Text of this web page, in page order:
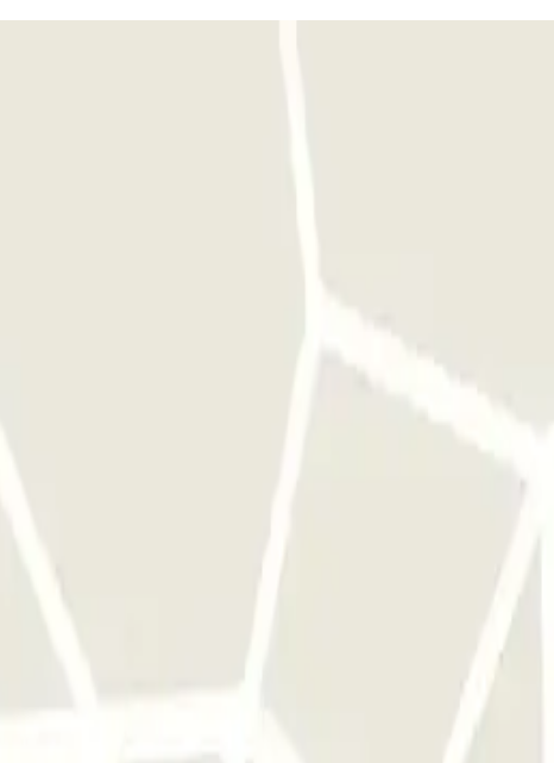
Rendez-vous à l'accueil avec votre bon d'échange Parclick et le
que le personnel vous a confiée.